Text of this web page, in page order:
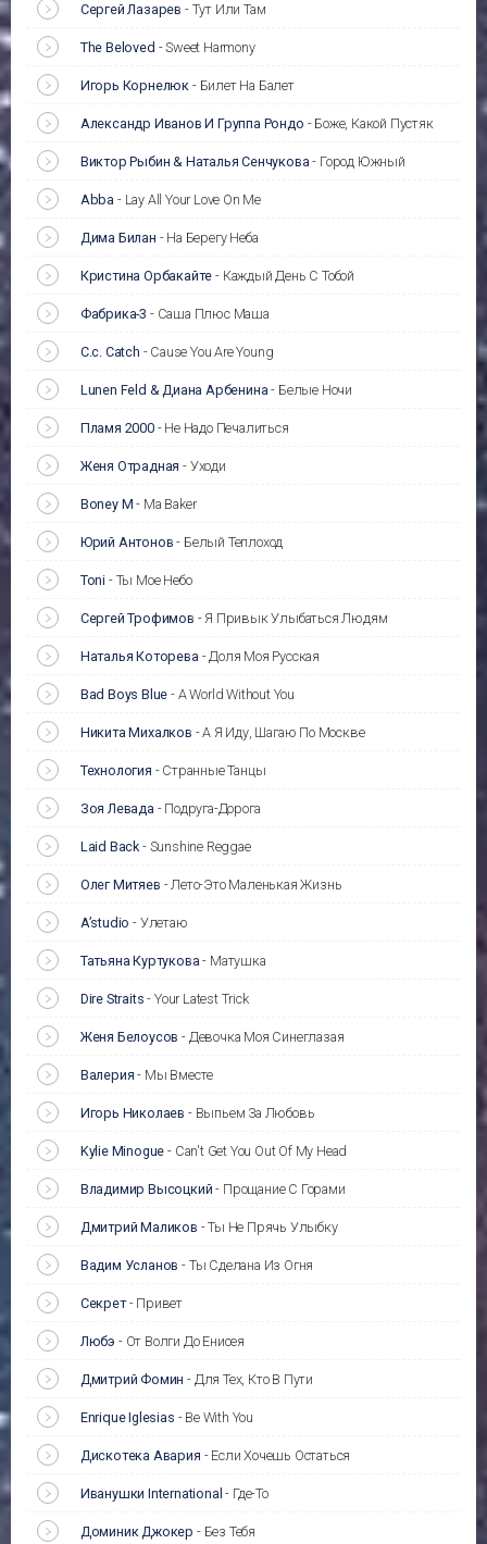
Сергей Лазарев - Тут Или Там
The Beloved -Sweet Harmony
Игорь Корнелюк - Билет На Балет
Александр Иванов И Группа Рондо - Боже, Какой Пустяк
Виктор Рыбин & Наталья Сенчукова - Город Южный
Abba - Lay All Your Love On Me
Дима Билан - На Берегу Неба
Кристина Орбакайте - Каждый День С Тобой
Фабрика-3 - Саша Плюс Маша
C.c. Catch - Cause You Are Young
Lunen Feld & Диана Арбенина - Белые Ночи
Пламя 2000- Не Надо Печалиться
Женя Отрадная - Уходи
Boney M - Ma Baker
Юрий Антонов - Белый Теплоход
Toni - Ты Мое Небо
Сергей Трофимов - Я Привык Улыбаться Людям
Наталья Которева -Доля Моя Русская
Bad Boys Blue - A World Without You
Никита Михалков -А Я Иду, Шагаю По Москве
Технология - Странные Танцы
Зоя Левада - Подруга-Дорога
Laid Back - Sunshine Reggae
Олег Митяев -Лето-Это Маленькая Жизнь
A’studio - Улетаю
Татьяна Куртукова - Матушка
Dire Straits - Your Latest Trick
Женя Белоусов - Девочка Моя Синеглазая
Валерия - Мы Вместе
Игорь Николаев - Выпьем За Любовь
Kylie Minogue - Can't Get You Out Of My Head
Владимир Высоцкий - Прощание С Горами
Дмитрий Маликов -Ты Не Прячь Улыбку
Вадим Усланов - Ты Сделана Из Огня
Секрет- Привет
Любэ - От Волги До Енисея
Дмитрий Фомин - Для Тех, Кто В Пути
Enrique Iglesias - Be With You
Дискотека Авария - Если Хочешь Остаться
Иванушки International - Где-То
Доминик Джокер - Без Тебя